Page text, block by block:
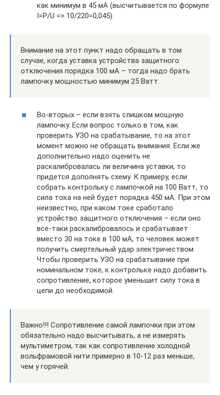
как минимум в 45 мА (высчитывается по формуле
I=P/U => 10/220=0,045).
Внимание на этот пункт надо обращать в том
случае, когда уставка устройства защитного
отключения порядка 100 мА – тогда надо брать
лампочку мощностью минимум 25 Ватт.
Во-вторых – если взять слишком мощную
лампочку. Если вопрос только в том, как
проверить УЗО на срабатывание, то на этот
момент можно не обращать внимания. Если же
дополнительно надо оценить не
раскалибровалась ли величина уставки, то
придется дополнять схему. К примеру, если
собрать контрольку с лампочкой на 100 Ватт, то
сила тока на ней будет порядка 450 мА. При этом
неизвестно, при каком токе сработало
устройство защитного отключения – если оно
все-таки раскалибровалось и срабатывает
вместо 30 на токе в 100 мА, то человек может
получить смертельный удар электричеством.
Чтобы проверить УЗО на срабатывание при
номинальном токе, к контрольке надо добавить
сопротивление, которое уменьшит силу тока в
цепи до необходимой.
Важно!!! Сопротивление самой лампочки при этом
обязательно надо высчитывать, а не измерять
мультиметром, так как сопротивление холодной
вольфрамовой нити примерно в 10-12 раз меньше,
чем у горячей.